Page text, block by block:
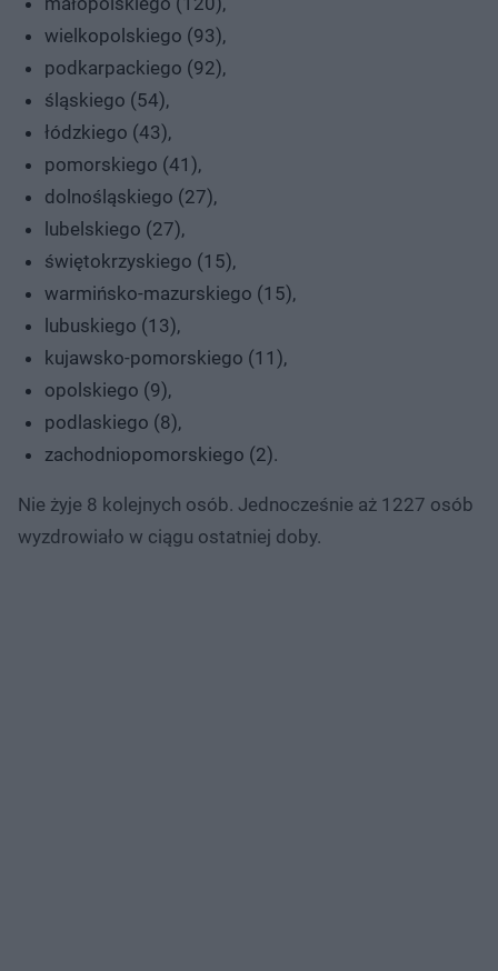
wielkopolskiego (93),
podkarpackiego (92),
śląskiego (54),
łódzkiego (43),
pomorskiego (41),
dolnośląskiego (27),
lubelskiego (27),
świętokrzyskiego (15),
warmińsko-mazurskiego (15),
lubuskiego (13),
kujawsko-pomorskiego (11),
opolskiego (9),
podlaskiego (8),
zachodniopomorskiego (2).
Nie żyje 8 kolejnych osób. Jednocześnie aż 1227 osób
wyzdrowiało w ciągu ostatniej doby.